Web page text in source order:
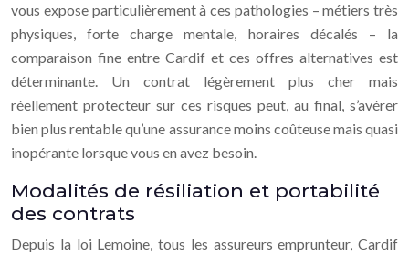
vous expose particulièrement à ces pathologies – métiers très
physiques, forte charge mentale, horaires décalés – la
comparaison fine entre Cardif et ces offres alternatives est
déterminante. Un contrat légèrement plus cher mais
réellement protecteur sur ces risques peut, au final, s’avérer
bien plus rentable qu’une assurance moins coûteuse mais quasi
inopérante lorsque vous en avez besoin.
Modalités de résiliation et portabilité
des contrats
Depuis la loi Lemoine, tous les assureurs emprunteur, Cardif